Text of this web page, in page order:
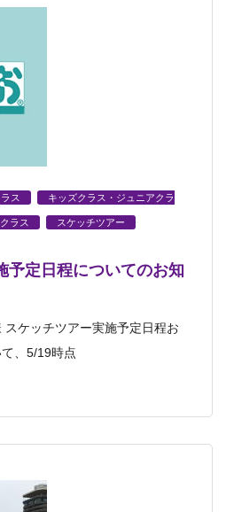
ス キッズクラス・ジュニアクラ
ラス スケッチツアー
予定日程についてのお知
ケッチツアー実施予定日程お
、5/19時点